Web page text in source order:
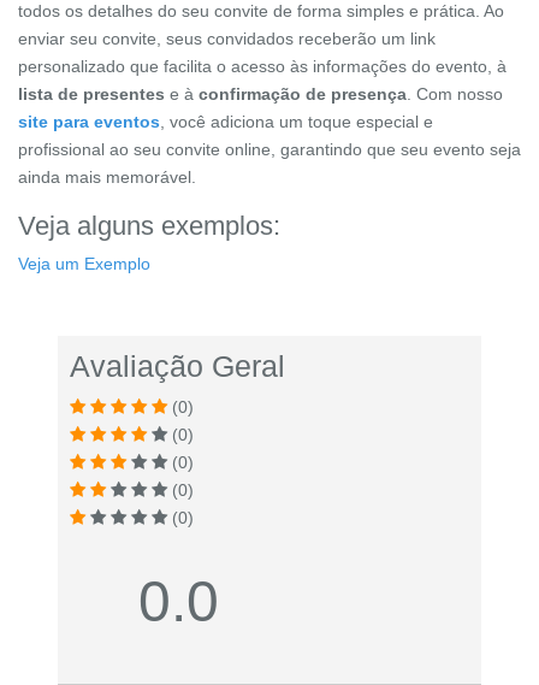
todos os detalhes do seu convite de forma simples e prática. Ao
enviar seu convite, seus convidados receberão um link
personalizado que facilita o acesso às informações do evento, à
lista de presentes e à confirmação de presença . Com nosso
site para eventos , você adiciona um toque especial e
profissional ao seu convite online, garantindo que seu evento seja
ainda mais memorável.
Veja alguns exemplos:
Veja um Exemplo
Avaliação Geral
(0)
(0)
(0)
(0)
(0)
0.0